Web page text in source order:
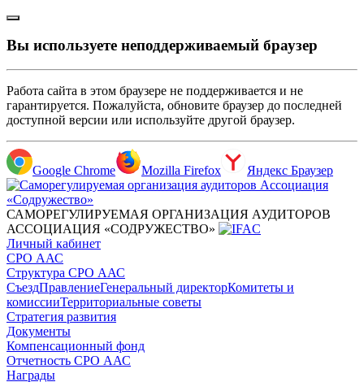
Вы используете неподдерживаемый браузер
Работа сайта в этом браузере не поддерживается и не
гарантируется. Пожалуйста, обновите браузер до последней
доступной версии или используйте другой браузер.
Google Chrome Mozilla Firefox Яндекс Браузер
САМОРЕГУЛИРУЕМАЯ ОРГАНИЗАЦИЯ АУДИТОРОВ
АССОЦИАЦИЯ «СОДРУЖЕСТВО»
Личный кабинет
СРО ААС
Структура СРО ААС
СъездПравлениеГенеральный директорКомитеты и
комиссииТерриториальные советы
Стратегия развития
Документы
Компенсационный фонд
Отчетность СРО ААС
Награды